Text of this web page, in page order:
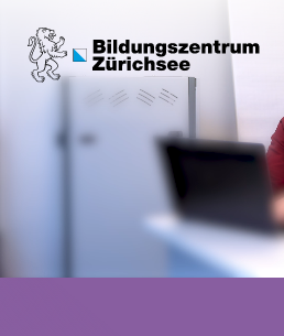
Informatik
Kaufmännische